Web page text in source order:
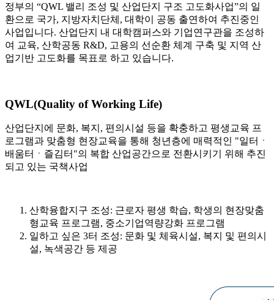
정부의 “QWL 밸리 조성 및 산업단지 구조 고도화사업”의 일
환으로 국가, 지방자치단체, 대학이 공동 출연하여 추진중인
사업입니다. 산업단지 내 대학캠퍼스와 기업연구관을 조성하
여 교육, 산학공동 R&D, 고용의 선순환 체계 구축 및 지역 산
업기반 고도화를 목표로 하고 있습니다.
QWL(Quality of Working Life)
산업단지에 문화, 복지, 편의시설 등을 확충하고 평생교육 프
로그램과 맞춤형 현장교육을 통해 청년층에 매력적인 "일터ㆍ
배움터ㆍ즐김터"의 복합 산업공간으로 전환시키기 위해 추진
되고 있는 국책사업
산학융합지구 조성: 근로자 평생 학습, 학생의 현장맞춤
형교육 프로그램, 중소기업역량강화 프로그램
일하고 싶은 3터 조성: 문화 및 체육시설, 복지 및 편의시
설, 녹색공간 등 제공